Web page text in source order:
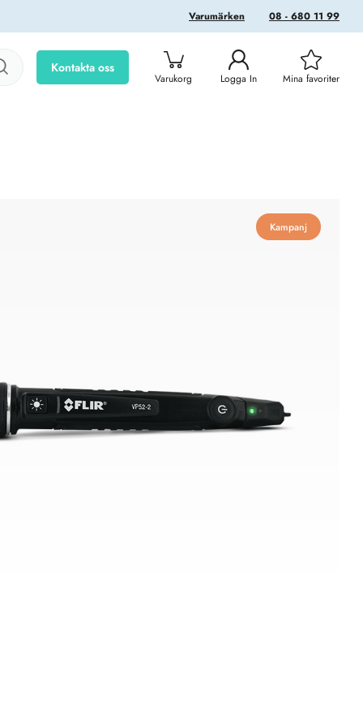
08 - 680 11 99
Varumärken
Kontakta oss
Varukorg Logga In Mina favoriter
Kampanj